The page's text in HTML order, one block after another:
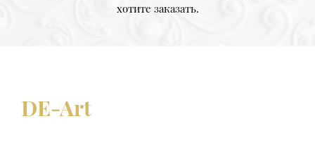
хотите заказать.
DE-Art